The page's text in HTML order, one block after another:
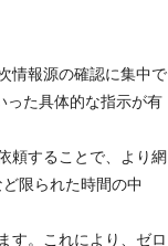
情報源の確認に集中で
った具体的な指示が有
頼することで、より網
限られた時間の中
す。これにより、ゼロ